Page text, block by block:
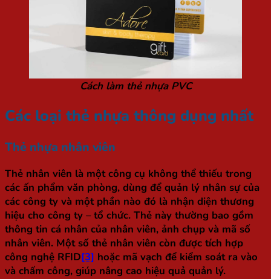
Cách làm thẻ nhựa PVC
Các loại thẻ nhựa thông dụng nhất
Thẻ nhựa nhân viên
Thẻ nhân viên là một công cụ không thể thiếu trong
các ấn phẩm văn phòng, dùng để quản lý nhân sự của
các công ty và một phần nào đó là nhận diện thương
hiệu cho công ty – tổ chức. Thẻ này thường bao gồm
thông tin cá nhân của nhân viên, ảnh chụp và mã số
nhân viên. Một số thẻ nhân viên còn được tích hợp
công nghệ RFID[3] hoặc mã vạch để kiểm soát ra vào
và chấm công, giúp nâng cao hiệu quả quản lý.